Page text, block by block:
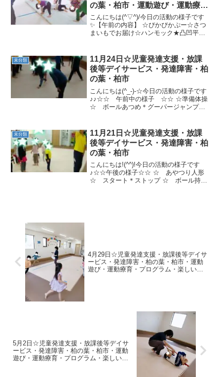
の葉・柏市・運動遊び・運動療
育・プログラム・楽しい療育
こんにちは(^▽^)/今日の活動の様子です
✨【午前の内容】 ☆ぴかぴかぷー☆さつ
まいもでお届け☆ハンモック★凸凹平均
内容】 ☆くもバランス☆ジャンケン動物
変身★ジグ...
未分類
11月24日☆児童発達支援・放課
後等デイサービス・発達障害・柏
の葉・柏市
こんにちは(^_-)-☆今日の活動の様子です
♪♪☆☆ 午前中の様子 ☆☆ ☆準備体操
☆ ボールあつめ＊グーパージャンプ
ン ☆ 花火！！☆☆ 午後の活動 ☆☆
☆ 柔軟...
未分類
11月21日☆児童発達支援・放課
後等デイサービス・発達障害・柏
の葉・柏市
こんにちは!(^^)!今日の活動の様子です
♪☆☆午後の様子☆☆ ☆ あやつり人形
☆ スタート＊ストップ ☆ ボール持ち
4月29日☆児童発達支援・放課後等デイサ
ービス・発達障害・柏の葉・柏市・運動
遊び・運動療育・プログラム・楽しい療
5月2日☆児童発達支援・放課後等デイサ
ービス・発達障害・柏の葉・柏市・運動
遊び・運動療育・プログラム・楽しい療